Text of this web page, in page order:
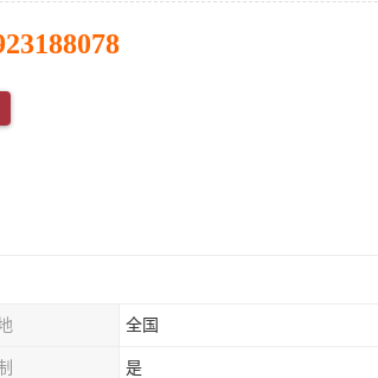
全国
是